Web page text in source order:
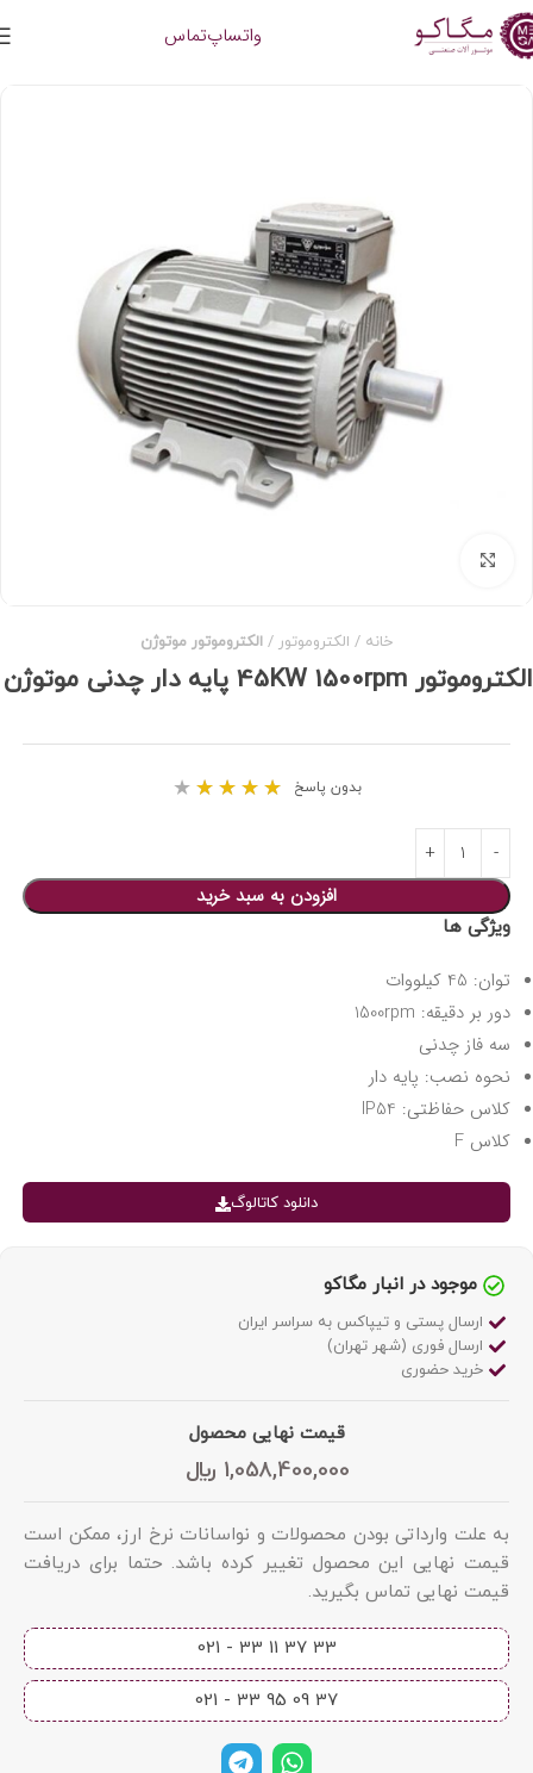
واتساپتماس
خانه الکتروموتور الکتروموتور موتوژن
الکتروموتور 45KW 1500rpm پایه دار چدنی موتوژن
بدون پاسخ ★
★
★
★
★
افزودن به سبد خرید
ویژگی ها
توان: 45 کیلووات
دور بر دقیقه: 1500rpm
سه فاز چدنی
نحوه نصب: پایه دار
کلاس حفاظتی: IP54
کلاس F
دانلود کاتالوگ
موجود در انبار مگاکو
ارسال پستی و تیپاکس به سراسر ایران
ارسال فوری (شهر تهران)
خرید حضوری
قیمت نهایی محصول
1,058,400,000 ﷼
به علت وارداتی بودن محصولات و نواسانات نرخ ارز، ممکن است
قیمت نهایی این محصول تغییر کرده باشد. حتما برای دریافت
قیمت نهایی تماس بگیرید.
33 37 11 33 - 021​
37 09 95 33 - 021​